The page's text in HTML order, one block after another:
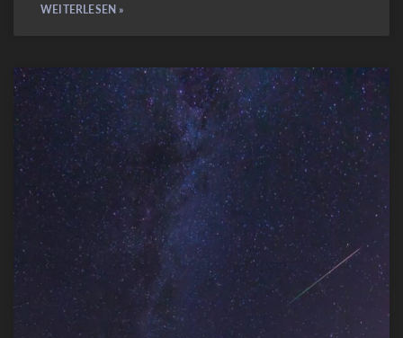
WEITERLESEN »